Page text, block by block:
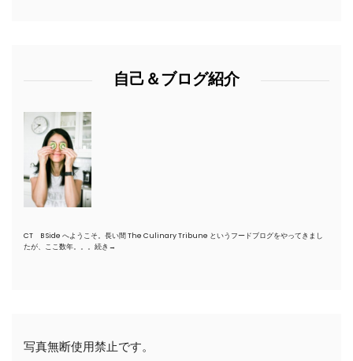
自己＆ブログ紹介
CT B Side へようこそ。長い間 The Culinary Tribune というフードブログをやってきまし
たが、ここ数年。。。 続き→
写真無断使用禁止です。